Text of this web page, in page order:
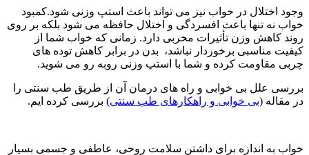
وجود اختلال در خواب نیز می تواند باعث استپ وزنی شود.کمبود
خواب نه تنها باعث افسردگی و اختلال حافظه می شود بلکه بر روی
روند کاهش وزن تأثیرات مخربی دارد. زمانی که خواب شما از
کیفیت مناسبی برخوردار نباشد، بدن در برابر کاهش توده های
چربی مقاومت کرده و شما با استپ وزنی روبه رو می شوید.
بررسی علل بی خوابی و راه های درمان آن از طریق طب سنتی را
در مقاله (بی خوابی و راهکارهای طب سنتی) بررسی کرده ایم.
خواب به اندازه برای داشتن سلامت روحی، عاطفی و جسمی بسیار